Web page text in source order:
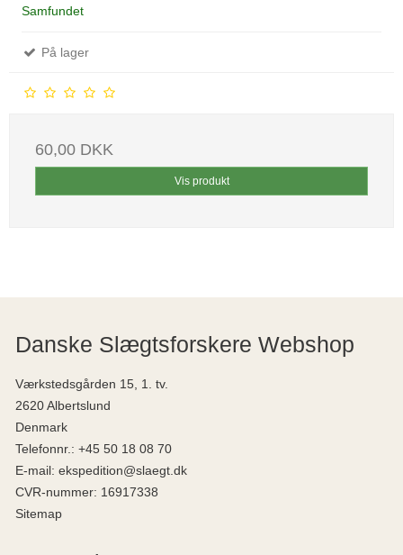
Samfundet
På lager
60,00 DKK
Vis produkt
Danske Slægtsforskere Webshop
Værkstedsgården 15, 1. tv.
2620 Albertslund
Denmark
Telefonnr. : +45 50 18 08 70
E-mail: ekspedition@slaegt.dk
CVR-nummer: 16917338
Sitemap